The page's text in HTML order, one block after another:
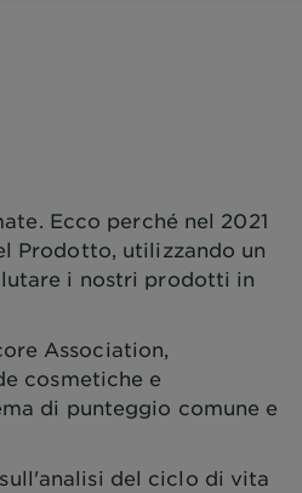
Ecco perché nel 2021
Prodotto, utilizzando un
i nostri prodotti in
Association,
cosmetiche e
di punteggio comune e
del ciclo di vita